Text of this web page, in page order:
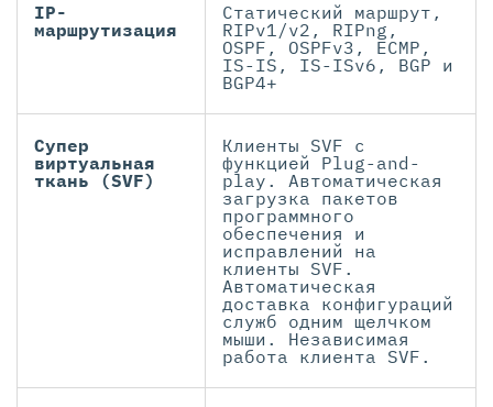
IP-
маршрутизация
Статический маршрут,
RIPv1/v2, RIPng,
OSPF, OSPFv3, ECMP,
IS-IS, IS-ISv6, BGP и
BGP4+
Супер
виртуальная
ткань (SVF)
Клиенты SVF с
функцией Plug-and-
play. Автоматическая
загрузка пакетов
программного
обеспечения и
исправлений на
клиенты SVF.
Автоматическая
доставка конфигураций
служб одним щелчком
мыши. Независимая
работа клиента SVF.